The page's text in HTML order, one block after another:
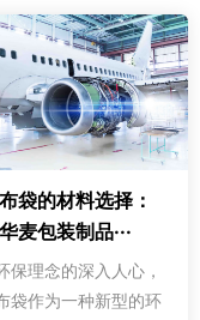
袋的材料选择：
麦包装制品···
保理念的深入人心，
袋作为一种新型的环